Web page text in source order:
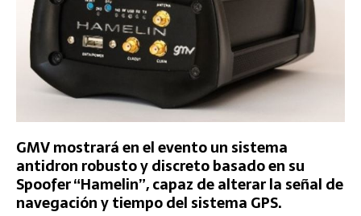
GMV mostrará en el evento un sistema
antidron robusto y discreto basado en su
Spoofer “Hamelin”, capaz de alterar la señal de
navegación y tiempo del sistema GPS.